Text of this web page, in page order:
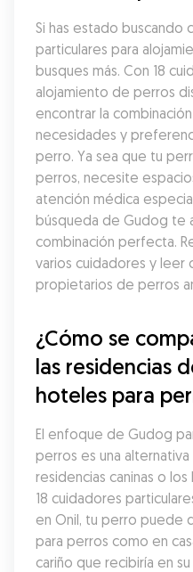
Si has estado buscando
particulares para
busques más. Con 18
alojamiento de perros
encontrar la
necesidades y
perro. Ya sea que tu
perros, necesite
atención médica
búsqueda de Gudog te
combinación perfecta.
varios cuidadores y leer
propietarios de perros
¿Cómo se
las residencias
hoteles para
El enfoque de Gudog
perros es una alternativa
residencias caninas o
18 cuidadores
en Onil, tu perro puede
para perros como en
cariño que recibiría en